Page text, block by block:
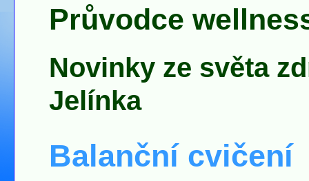
Průvodce
Novinky ze světa
Jelínka
Balanční cvičení